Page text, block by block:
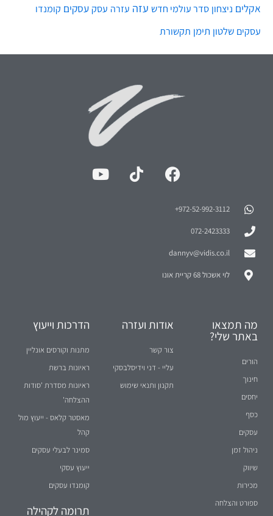
אקלים ניצחון סדר עולמי חדש עזה עזרה עסק עסקים קומנדו
עסקים שלטון תימן תקשורת
972-52-992-3112⁩+
072-2423333
dannyv@vidis.co.il
לוי אשכול 68 קריית אונו
מה תמצאו
באתר שלי?
הורים
חינוך
יחסים
כסף
עסקים
ניהול זמן
שיווק
מכירות
ספורט והצלחה
אודות ועזרה
צור קשר
עליי - דני וידיסלבסקי
תקנון ותנאי שימוש
הדרכות וייעוץ
מתנות וקורסים אונליין
ראיונות ברשת
ראיונות מסדרת 'סודות
ההצלחה'
מאסטר קלאס - ייעוץ מול
קהל
סמינר לבעלי עסקים
ייעוץ עסקי
קומנדו עסקים
תרומה לקהילה